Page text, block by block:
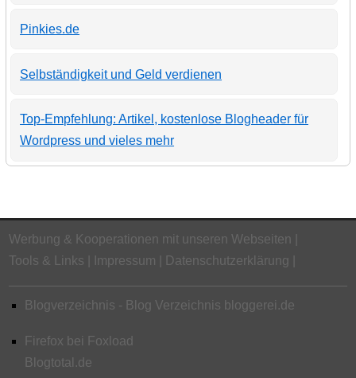
Pinkies.de
Selbständigkeit und Geld verdienen
Top-Empfehlung: Artikel, kostenlose Blogheader für
Wordpress und vieles mehr
Werbung & Kooperationen mit unseren Webseiten
Tools & Links
Impressum Datenschutzerklärung
Blogverzeichnis - Blog Verzeichnis bloggerei.de
Firefox bei Foxload
Blogtotal.de